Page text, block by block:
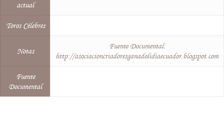
actual
Toros Célebres
Notas
Fuente Documental:
http://asociacioncriadoresganadolidiaecuador.blogspot.com
Fuente
Documental